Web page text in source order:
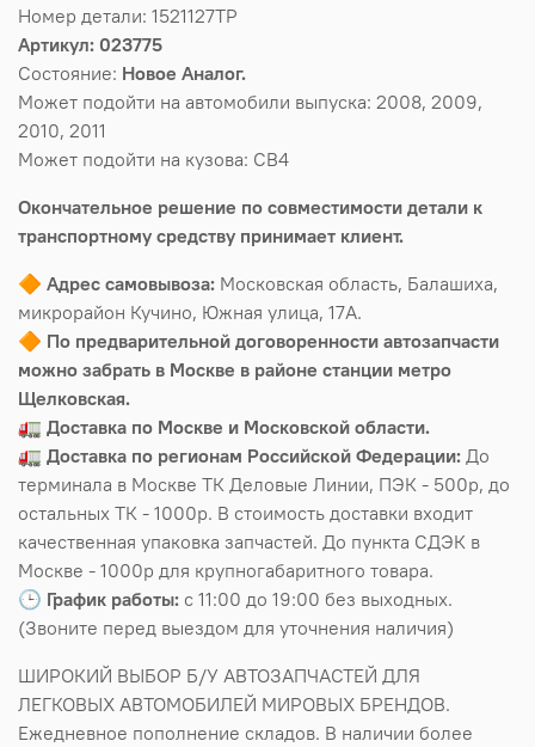
Номер детали: 1521127TP
Артикул: 023775
Состояние: Новое Аналог.
Может подойти на автомобили выпуска: 2008, 2009,
2010, 2011
Может подойти на кузова: CB4
Окончательное решение по совместимости детали к
транспортному средству принимает клиент.
🔶 Адрес самовывоза: Московская область, Балашиха,
микрорайон Кучино, Южная улица, 17А.
🔶 По предварительной договоренности автозапчасти
можно забрать в Москве в районе станции метро
Щелковская.
🚛 Доставка по Москве и Московской области.
🚛 Доставка по регионам Российской Федерации: До
терминала в Москве ТК Деловые Линии, ПЭК - 500р, до
остальных ТК - 1000р. В стоимость доставки входит
качественная упаковка запчастей. До пункта СДЭК в
Москве - 1000р для крупногабаритного товара.
🕒 График работы: с 11:00 до 19:00 без выходных.
(Звоните перед выездом для уточнения наличия)
ШИРОКИЙ ВЫБОР Б/У АВТОЗАПЧАСТЕЙ ДЛЯ
ЛЕГКОВЫХ АВТОМОБИЛЕЙ МИРОВЫХ БРЕНДОВ.
Ежедневное пополнение складов. В наличии более